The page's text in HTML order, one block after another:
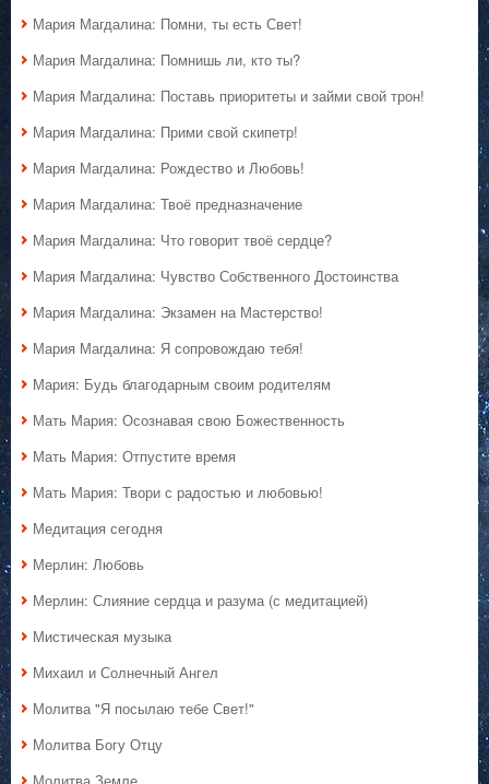
Мария Магдалина: Помни, ты есть Свет!
Мария Магдалина: Помнишь ли, кто ты?
Мария Магдалина: Поставь приоритеты и займи свой трон!
Мария Магдалина: Прими свой скипетр!
Мария Магдалина: Рождество и Любовь!
Мария Магдалина: Твоё предназначение
Мария Магдалина: Что говорит твоё сердце?
Мария Магдалина: Чувство Собственного Достоинства
Мария Магдалина: Экзамен на Мастерство!
Мария Магдалина: Я сопровождаю тебя!
Мария: Будь благодарным своим родителям
Мать Мария: Осознавая свою Божественность
Мать Мария: Отпустите время
Мать Мария: Твори с радостью и любовью!
Медитация сегодня
Мерлин: Любовь
Мерлин: Слияние сердца и разума (с медитацией)
Мистическая музыка
Михаил и Солнечный Ангел
Молитва "Я посылаю тебе Свет!"
Молитва Богу Отцу